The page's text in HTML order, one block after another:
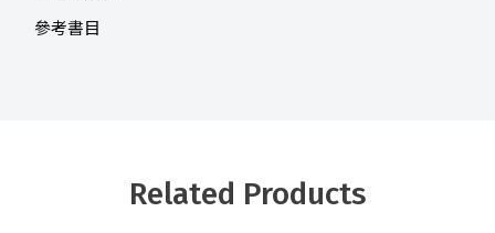
參考書目
Related Products